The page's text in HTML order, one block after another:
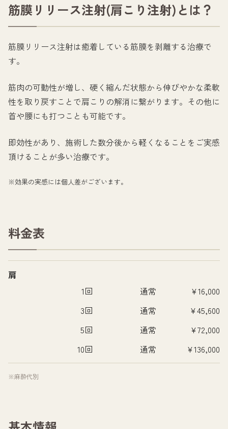
筋膜リリース注射(肩こり注射)とは？
筋膜リリース注射は癒着している筋膜を剥離する治療で
す。
筋肉の可動性が増し、硬く縮んだ状態から伸びやかな柔軟
性を取り戻すことで肩こりの解消に繋がります。その他に
首や腰にも打つことも可能です。
即効性があり、施術した数分後から軽くなることをご実感
頂けることが多い治療です。
※効果の実感には個人差がございます。
料金表
肩
1回
通常
¥16,000
3回
通常
¥45,600
5回
通常
¥72,000
10回
通常 ¥136,000
※麻酔代別